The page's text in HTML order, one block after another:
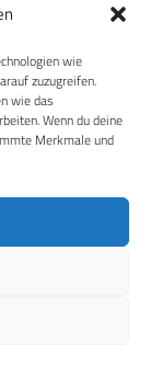
wie
zuzugreifen.
wie das
Wenn du deine
Merkmale und